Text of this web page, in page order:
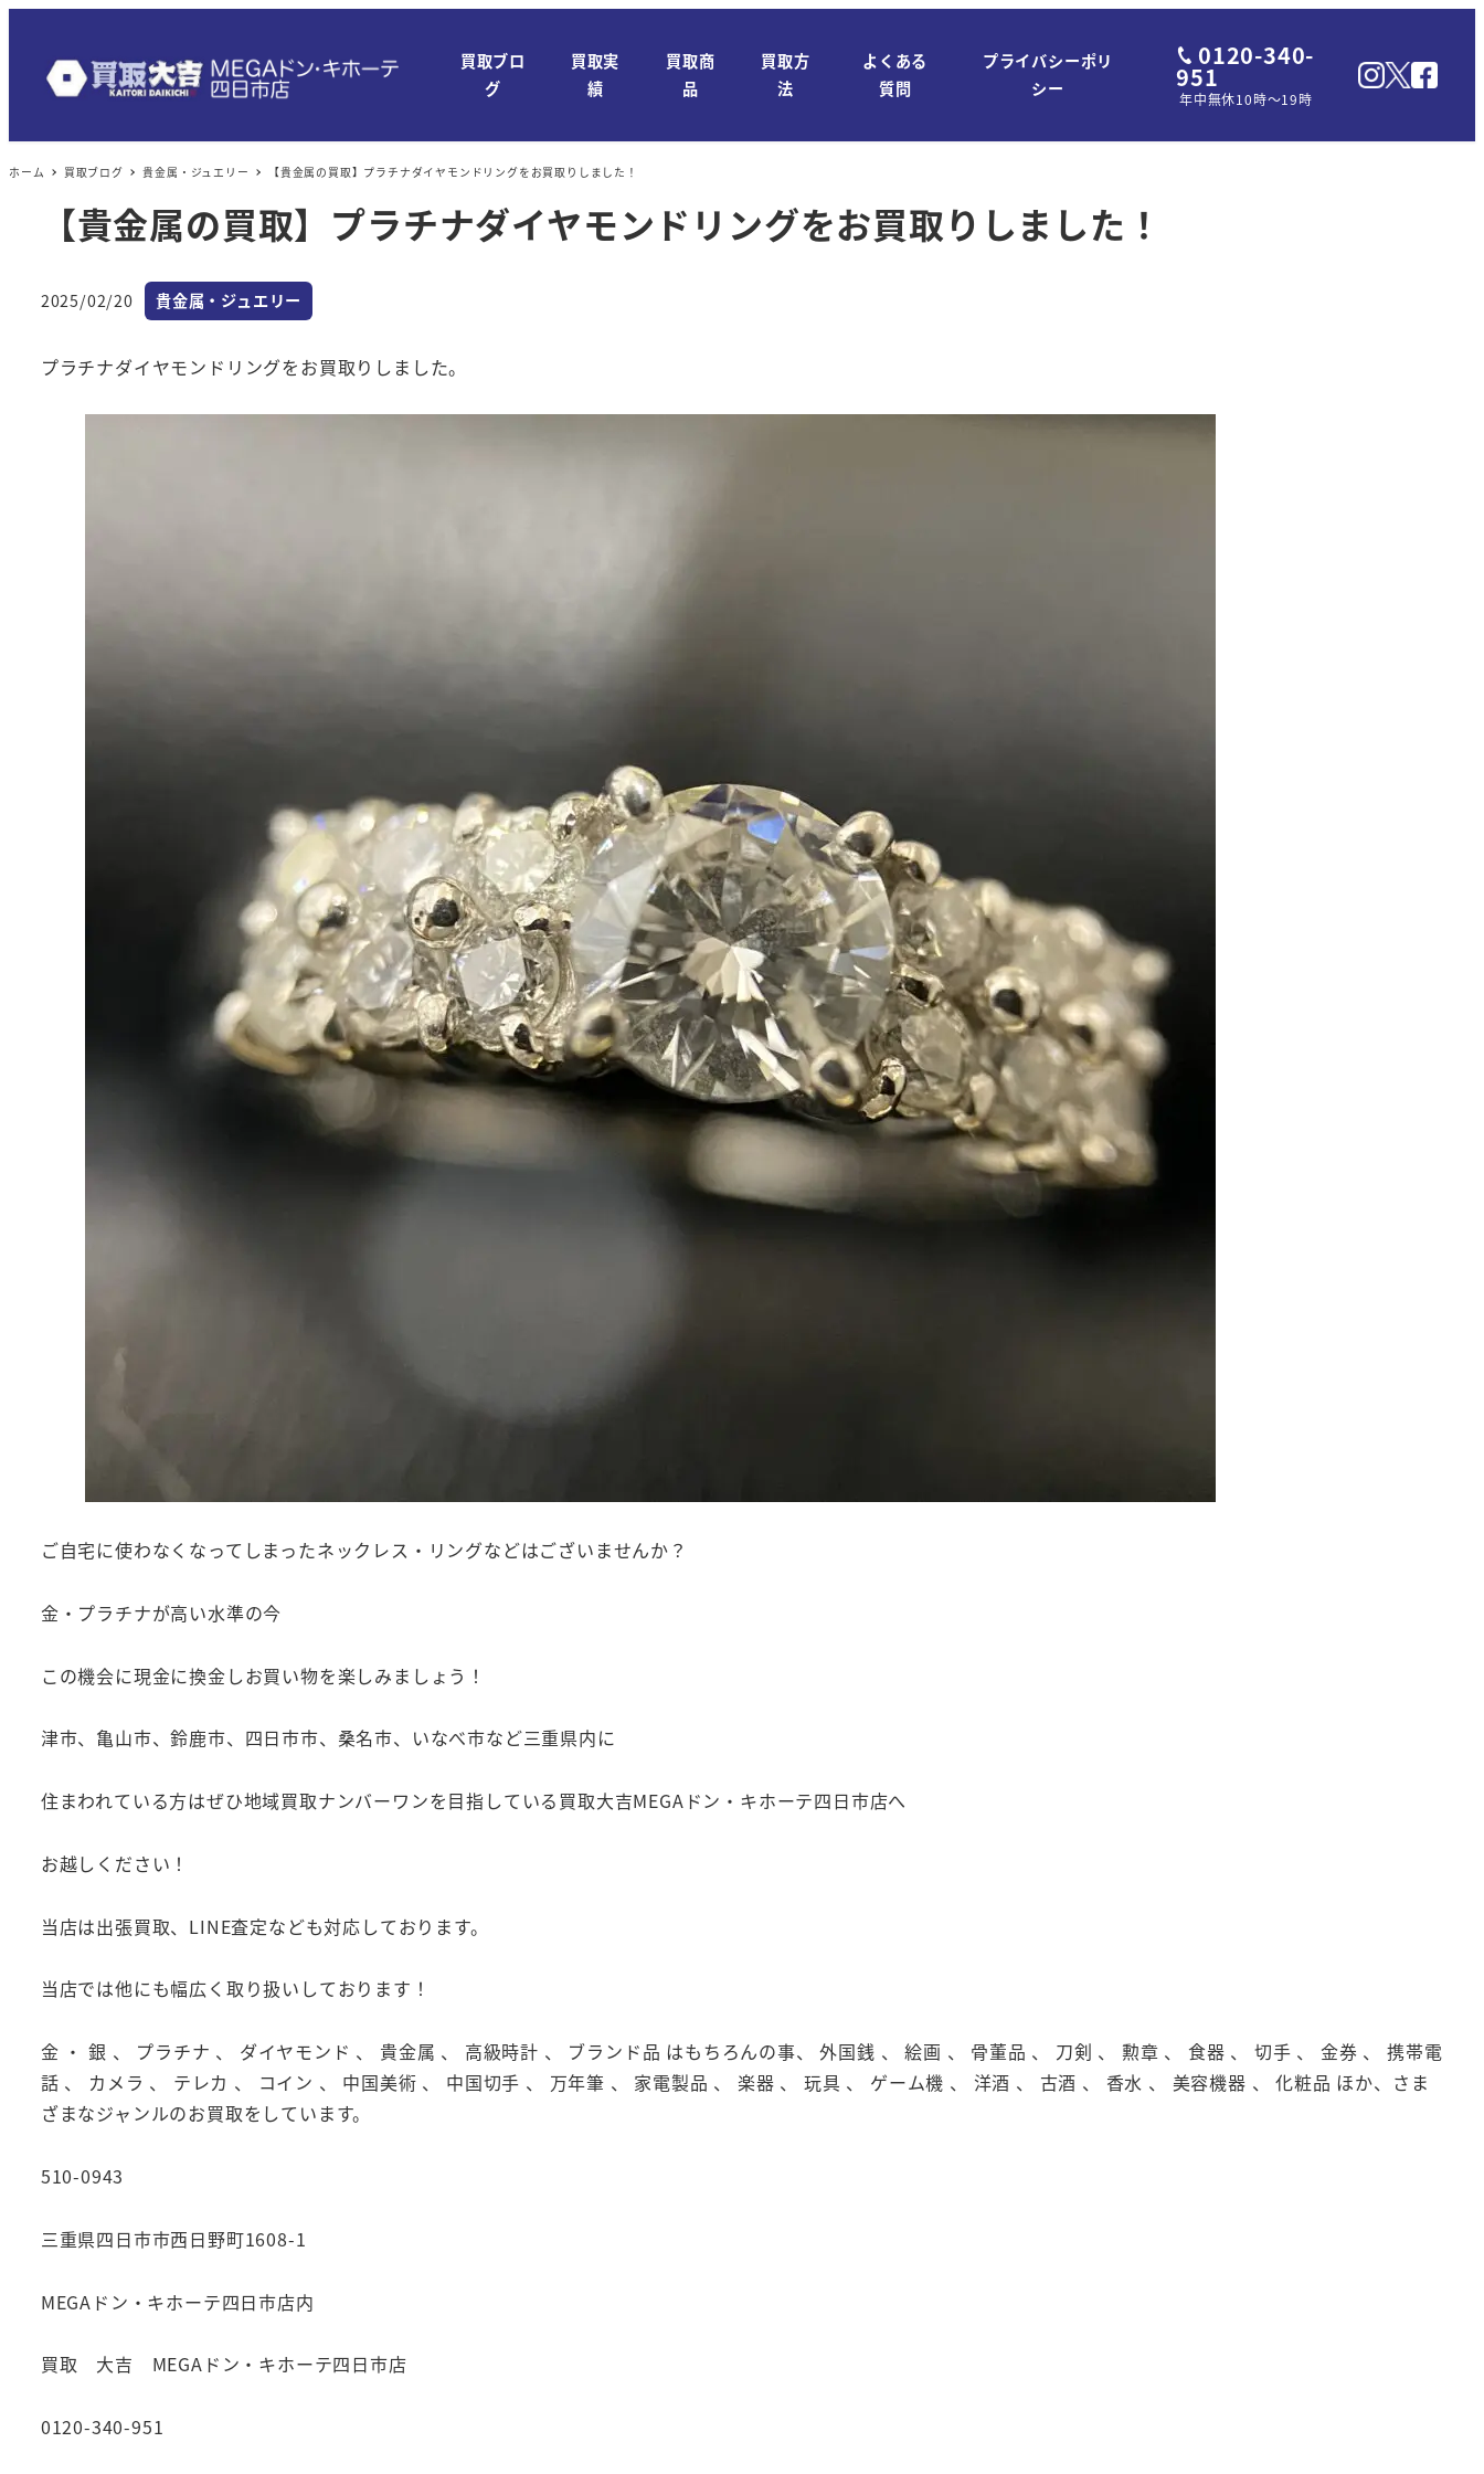
買取ブロ
グ
買取実
績
買取商
品
買取方
法
よくある
質問
プライバシーポリ
シー
0120-340-
951
年中無休10時～19時
ホーム 買取ブログ 貴金属・ジュエリー 【貴金属の買取】プラチナダイヤモンドリングをお買取りしました！
【貴金属の買取】プラチナダイヤモンドリングをお買取りしました！
投稿日
2025/02/20 カテゴリー
貴金属・ジュエリー
プラチナダイヤモンドリングをお買取りしました。
ご自宅に使わなくなってしまったネックレス・リングなどはございませんか？
金・プラチナが高い水準の今
この機会に現金に換金しお買い物を楽しみましょう！
津市、亀山市、鈴鹿市、四日市市、桑名市、いなべ市など三重県内に
住まわれている方はぜひ地域買取ナンバーワンを目指している買取大吉MEGAドン・キホーテ四日市店へ
お越しください！
当店は出張買取、LINE査定なども対応しております。
当店では他にも幅広く取り扱いしております！
金 ・ 銀 、 プラチナ 、 ダイヤモンド 、 貴金属 、 高級時計 、 ブランド品 はもちろんの事、 外国銭 、 絵画 、 骨董品 、 刀剣 、 勲章 、 食器 、 切手 、 金券 、 携帯電
話 、 カメラ 、 テレカ 、 コイン 、 中国美術 、 中国切手 、 万年筆 、 家電製品 、 楽器 、 玩具 、 ゲーム機 、 洋酒 、 古酒 、 香水 、 美容機器 、 化粧品 ほか、さま
ざまなジャンルのお買取をしています。
510-0943
三重県四日市市西日野町1608-1
MEGAドン・キホーテ四日市店内
買取 大吉 MEGAドン・キホーテ四日市店
0120-340-951